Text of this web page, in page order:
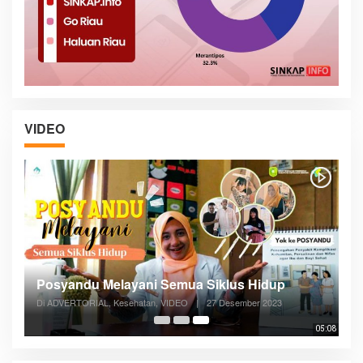
VIDEO
05:08
Posyandu Melayani Semua Siklus Hidup
Di ADVERTORIAL, Kesehatan, VIDEO | 27 Desember 2023